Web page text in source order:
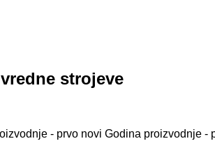
strojeve
- prvo novi Godina proizvodnje -